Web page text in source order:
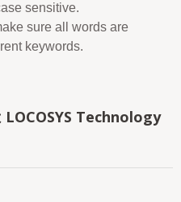
sensitive.
sure all words are
keywords.
LOCOSYS Technology